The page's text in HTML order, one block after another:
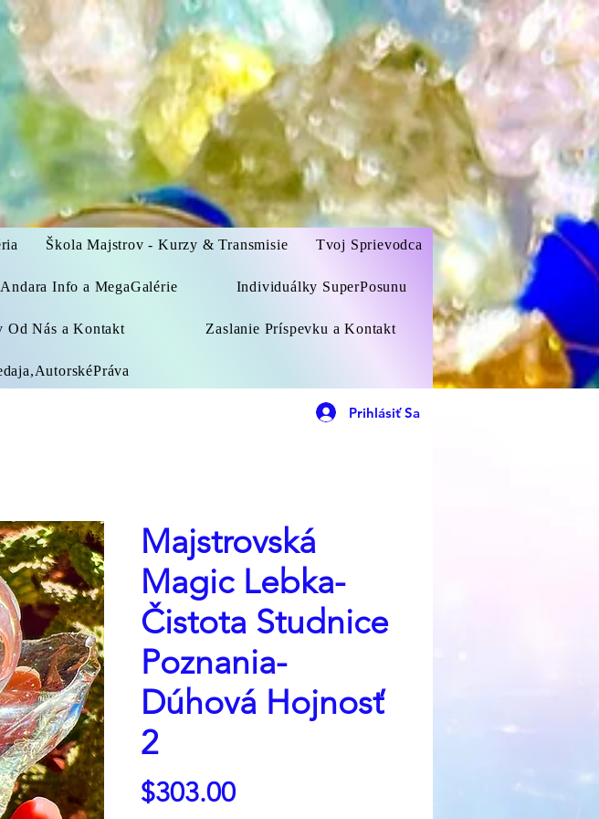
Škola Majstrov - Kurzy & Transmisie Tvoj Sprievodca
Andara Info a MegaGalérie Individuálky SuperPosunu
Od Nás a Kontakt Zaslanie Príspevku a Kontakt
Prihlásiť Sa
Majstrovská
Magic Lebka-
Čistota Studnice
Poznania-
Dúhová Hojnosť
2
$303.00Price